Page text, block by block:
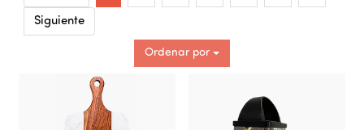
Siguiente
Ordenar por